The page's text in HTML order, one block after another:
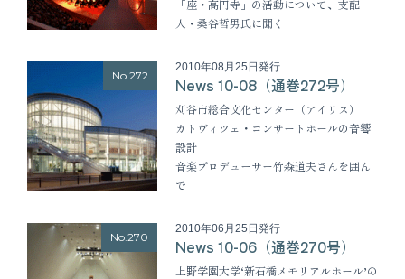
「座・高円寺」の活動について、支配
人・桑谷哲男氏に聞く
No.272
2010年08月25日発行
News 10-08（通巻272号）
刈谷市総合文化センター（アイリス）
カトヴィツェ・コンサートホールの音響
設計
音楽プロデューサー竹森道夫さんを囲ん
で
No.270
2010年06月25日発行
News 10-06（通巻270号）
上野学園大学‘新石橋メモリアルホール’の